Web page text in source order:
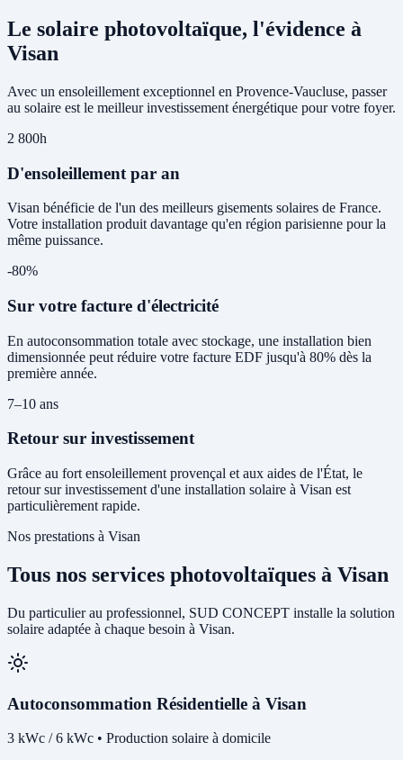
Le solaire photovoltaïque, l'évidence à
Visan
Avec un ensoleillement exceptionnel en Provence-Vaucluse, passer
au solaire est le meilleur investissement énergétique pour votre foyer.
2 800h
D'ensoleillement par an
Visan bénéficie de l'un des meilleurs gisements solaires de France.
Votre installation produit davantage qu'en région parisienne pour la
même puissance.
-80%
Sur votre facture d'électricité
En autoconsommation totale avec stockage, une installation bien
dimensionnée peut réduire votre facture EDF jusqu'à 80% dès la
première année.
7–10 ans
Retour sur investissement
Grâce au fort ensoleillement provençal et aux aides de l'État, le
retour sur investissement d'une installation solaire à Visan est
particulièrement rapide.
Nos prestations à Visan
Tous nos services photovoltaïques à Visan
Du particulier au professionnel, SUD CONCEPT installe la solution
solaire adaptée à chaque besoin à Visan.
Autoconsommation Résidentielle à Visan
3 kWc / 6 kWc • Production solaire à domicile